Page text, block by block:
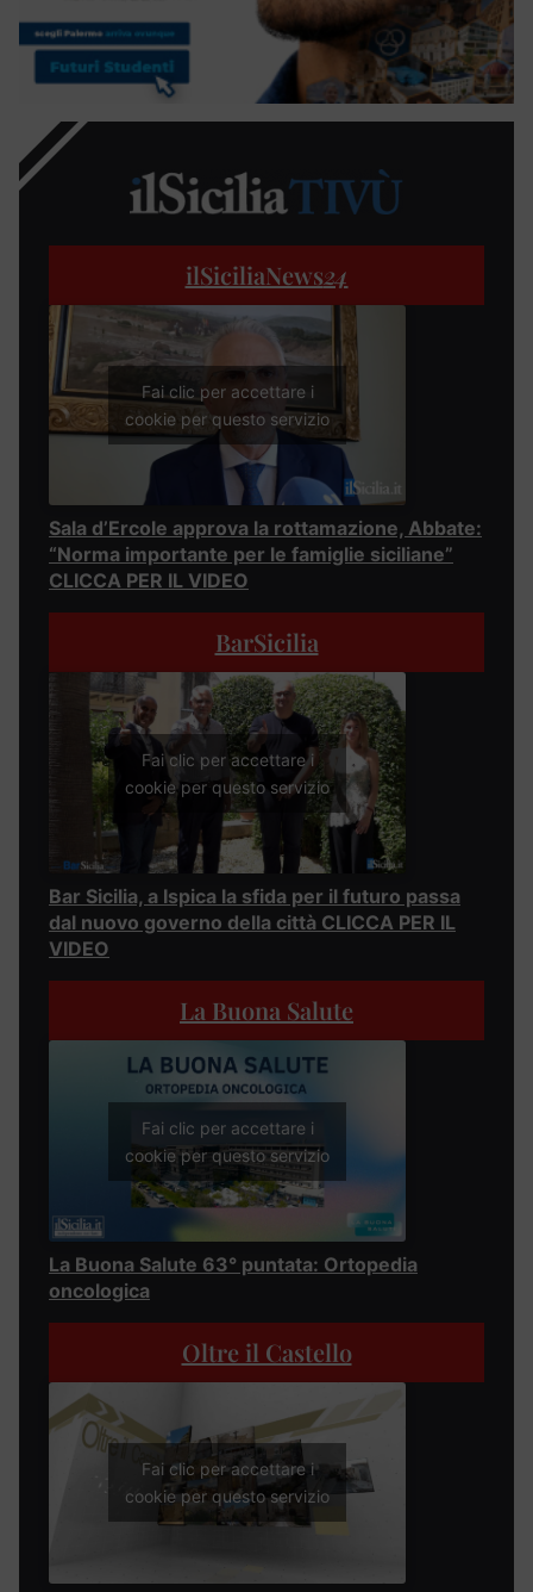
ilSiciliaNews24
Fai clic per accettare i
cookie per questo servizio
Sala d’Ercole approva la rottamazione, Abbate:
“Norma importante per le famiglie siciliane”
CLICCA PER IL VIDEO
BarSicilia
Fai clic per accettare i
cookie per questo servizio
Bar Sicilia, a Ispica la sfida per il futuro passa
dal nuovo governo della città CLICCA PER IL
VIDEO
La Buona Salute
Fai clic per accettare i
cookie per questo servizio
La Buona Salute 63° puntata: Ortopedia
oncologica
Oltre il Castello
Fai clic per accettare i
cookie per questo servizio